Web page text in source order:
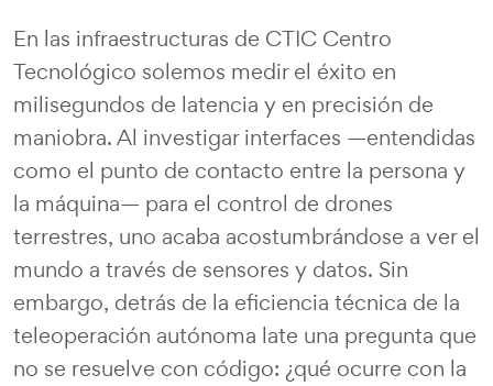
En las infraestructuras de CTIC Centro
Tecnológico solemos medir el éxito en
milisegundos de latencia y en precisión de
maniobra. Al investigar interfaces —entendidas
como el punto de contacto entre la persona y
la máquina— para el control de drones
terrestres, uno acaba acostumbrándose a ver el
mundo a través de sensores y datos. Sin
embargo, detrás de la eficiencia técnica de la
teleoperación autónoma late una pregunta que
no se resuelve con código: ¿qué ocurre con la